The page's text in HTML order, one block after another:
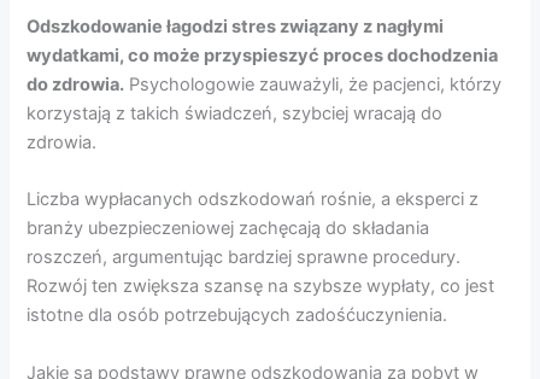
Odszkodowanie łagodzi stres związany z nagłymi
wydatkami, co może przyspieszyć proces dochodzenia
do zdrowia. Psychologowie zauważyli, że pacjenci, którzy
korzystają z takich świadczeń, szybciej wracają do
zdrowia.
Liczba wypłacanych odszkodowań rośnie, a eksperci z
branży ubezpieczeniowej zachęcają do składania
roszczeń, argumentując bardziej sprawne procedury.
Rozwój ten zwiększa szansę na szybsze wypłaty, co jest
istotne dla osób potrzebujących zadośćuczynienia.
Jakie są podstawy prawne odszkodowania za pobyt w